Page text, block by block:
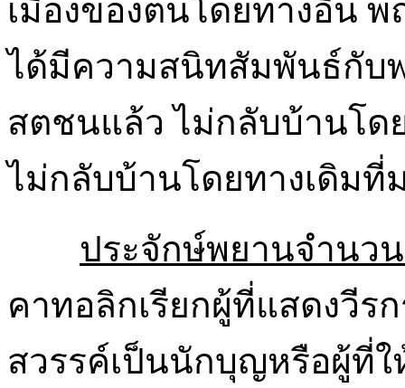
เมืองของตนโดยทางอื่น
ได้มีความสนิทสัมพันธ์กับ
สตชนแล้ว ไม่กลับบ้านโด
ไม่กลับบ้านโดยทางเดิมที่
ประจักษ์พยานจำนว
คาทอลิกเรียกผู้ที่แสดงวีร
สวรรค์เป็นนักบุญหรือผู้ที่ใ